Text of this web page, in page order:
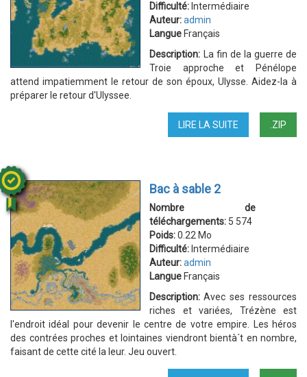
Difficulté: Intermédiaire
Auteur:admin
Langue Français
Description:
La fin de la guerre de
Troie approche et Pénélope
attend impatiemment le retour de son époux, Ulysse. Aidez-la à
préparer le retour d'Ulyssee.
.ZIP
LIRE LA SUITE
L'ODYSSÉE
Bac à sable 2
Nombre de
téléchargements: 5 574
Poids:0.22 Mo
Difficulté: Intermédiaire
Auteur:admin
Langue Français
Description: Avec ses ressources
riches et variées, Trézène est
l'endroit idéal pour devenir le centre de votre empire. Les héros
des contrées proches et lointaines viendront bientà´t en nombre,
faisant de cette cité la leur. Jeu ouvert.